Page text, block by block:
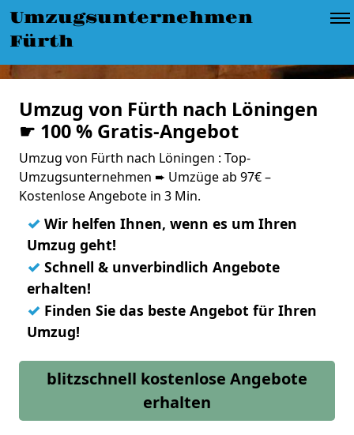
Umzugsunternehmen
Fürth
Umzug von Fürth nach Löningen
☛ 100 % Gratis-Angebot
Umzug von Fürth nach Löningen : Top-
Umzugsunternehmen ➨ Umzüge ab 97€ –
Kostenlose Angebote in 3 Min.
✓ Wir helfen Ihnen, wenn es um Ihren
Umzug geht!
✓ Schnell & unverbindlich Angebote
erhalten!
✓ Finden Sie das beste Angebot für Ihren
Umzug!
blitzschnell kostenlose Angebote
erhalten